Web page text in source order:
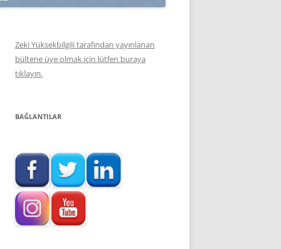
Zeki Yüksekbilgili tarafından yayınlanan
bültene üye olmak için lütfen buraya
tıklayın.
BAĞLANTILAR